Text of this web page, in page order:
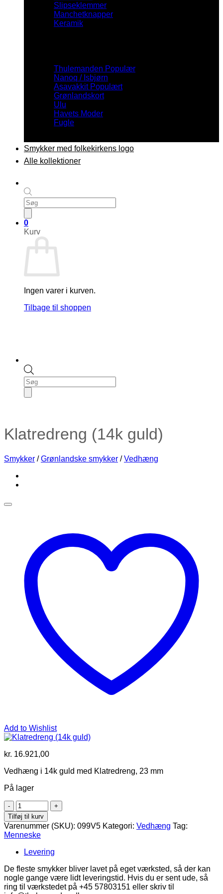
Products
search
0
Kurv
Ingen varer i kurven.
Tilbage til shoppen
Slipseklemmer
Manchetknapper
Keramik
Thulemanden
Nanoq / Isbjørn
Asavakkit
Grønlandskort
Ulu
Havets Moder
Fugle
Smykker med folkekirkens logo
Alle kollektioner
Products
search
Klatredreng (14k guld)
Smykker / Grønlandske smykker / Vedhæng
Add to Wishlist
kr. 16.921,00
Vedhæng i 14k guld med Klatredreng, 23 mm
På lager
Klatredreng
(14k
guld)
antal
Tilføj til kurv
Varenummer (SKU): 099V5 Kategori: Vedhæng Tag:
Menneske
Levering
De fleste smykker bliver lavet på eget værksted, så der kan
nogle gange være lidt leveringstid. Hvis du er sent ude, så
ring til værkstedet på +45 57803151 eller skriv til